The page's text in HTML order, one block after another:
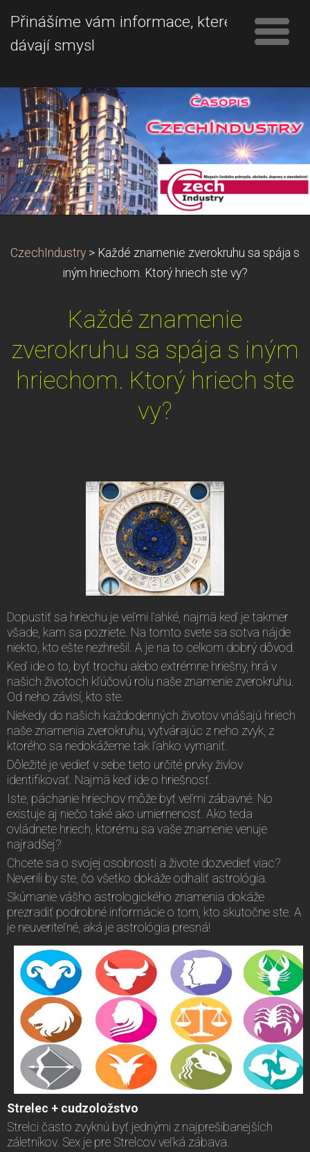
Přinášíme vám informace, které
dávají smysl
CzechIndustry > Každé znamenie zverokruhu sa spája s
iným hriechom. Ktorý hriech ste vy?
Každé znamenie
zverokruhu sa spája s iným
hriechom. Ktorý hriech ste
vy?
Dopustiť sa hriechu je veľmi ľahké, najmä keď je takmer
všade, kam sa pozriete. Na tomto svete sa sotva nájde
niekto, kto ešte nezhrešil. A je na to celkom dobrý dôvod.
Keď ide o to, byť trochu alebo extrémne hriešny, hrá v
našich životoch kľúčovú rolu naše znamenie zverokruhu.
Od neho závisí, kto ste.
Niekedy do našich každodenných životov vnášajú hriech
naše znamenia zverokruhu, vytvárajúc z neho zvyk, z
ktorého sa nedokážeme tak ľahko vymaniť.
Dôležité je vedieť v sebe tieto určité prvky živlov
identifikovať. Najmä keď ide o hriešnosť.
Iste, páchanie hriechov môže byť veľmi zábavné. No
existuje aj niečo také ako umiernenosť. Ako teda
ovládnete hriech, ktorému sa vaše znamenie venuje
najradšej?
Chcete sa o svojej osobnosti a živote dozvedieť viac?
Neverili by ste, čo všetko dokáže odhaliť astrológia.
Skúmanie vášho astrologického znamenia dokáže
prezradiť podrobné informácie o tom, kto skutočne ste. A
je neuveriteľné, aká je astrológia presná!
Strelec + cudzoložstvo
Strelci často zvyknú byť jednými z najprešibanejších
záletníkov. Sex je pre Strelcov veľká zábava.